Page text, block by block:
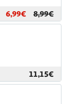
6,99€ 8,99€
11,15€